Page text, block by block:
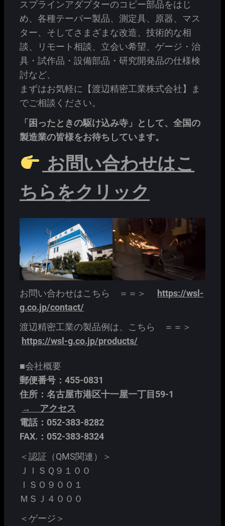
スプラインアダプターのコピー部品をはじ
め、各種テーパー製品、測定具、原器、マス
ター、そしてさまざまな改造、技術的な相
談、リモート相談、立会い希望、ゲージ・治
具・試作品・設備部品・研究開発品の仕様検
討など、
まずはお気軽に【渡辺精密工業株式会社】ま
でご相談ください。
「困ったときの駆け込み寺」として、全国の
製造業の皆様をお待ちしています。
お問い合わせはこ
ちらをクリック
お問い合わせはこちら ＝＝＞
https://wsl-
g.co.jp/contact/
渡辺精密工業の製品例は、こちら ＝＝＞
https://wsl-g.co.jp/products/
■会社概要
郵便番号：455-0831
住所：名古屋市港区十一屋一丁目59-1
→ アクセス
電話：052-383-8282
FAX.：052-383-8324
＜認証（QMS関連）＞
ＪＩＳＱ９１００
ＩＳＯ９００１
ＭＳＪ４０００
＜ゲージ＞